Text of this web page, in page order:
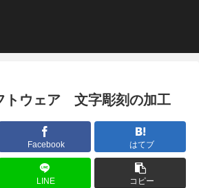
トウェア 文字彫刻の加工
Facebook はてブ
LINE コピー